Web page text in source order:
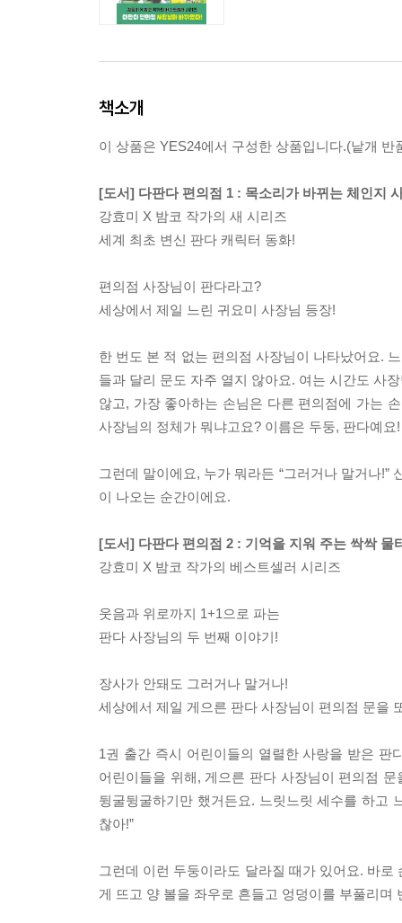
책소개
이 상품은 YES24에서 구성한 상품입니다.(낱개 반
[도서] 다판다 편의점 1 : 목소리가 바뀌는 체인지
강효미 X 밤코 작가의 새 시리즈
세계 최초 변신 판다 캐릭터 동화!
편의점 사장님이 판다라고?
세상에서 제일 느린 귀요미 사장님 등장!
한 번도 본 적 없는 편의점 사장님이 나타났어요.
들과 달리 문도 자주 열지 않아요. 여는 시간도 사
않고, 가장 좋아하는 손님은 다른 편의점에 가는
사장님의 정체가 뭐냐고요? 이름은 두둥, 판다예
그런데 말이에요, 누가 뭐라든 “그러거나 말거나!”
이 나오는 순간이에요.
[도서] 다판다 편의점 2 : 기억을 지워 주는 싹싹 물
강효미 X 밤코 작가의 베스트셀러 시리즈
웃음과 위로까지 1+1으로 파는
판다 사장님의 두 번째 이야기!
장사가 안돼도 그러거나 말거나!
세상에서 제일 게으른 판다 사장님이 편의점 문을
1권 출간 즉시 어린이들의 열렬한 사랑을 받은
어린이들을 위해, 게으른 판다 사장님이 편의점
뒹굴뒹굴하기만 했거든요. 느릿느릿 세수를 하고
찮아!”
그런데 이런 두둥이라도 달라질 때가 있어요. 바로
게 뜨고 양 볼을 좌우로 흔들고 엉덩이를 부풀리며